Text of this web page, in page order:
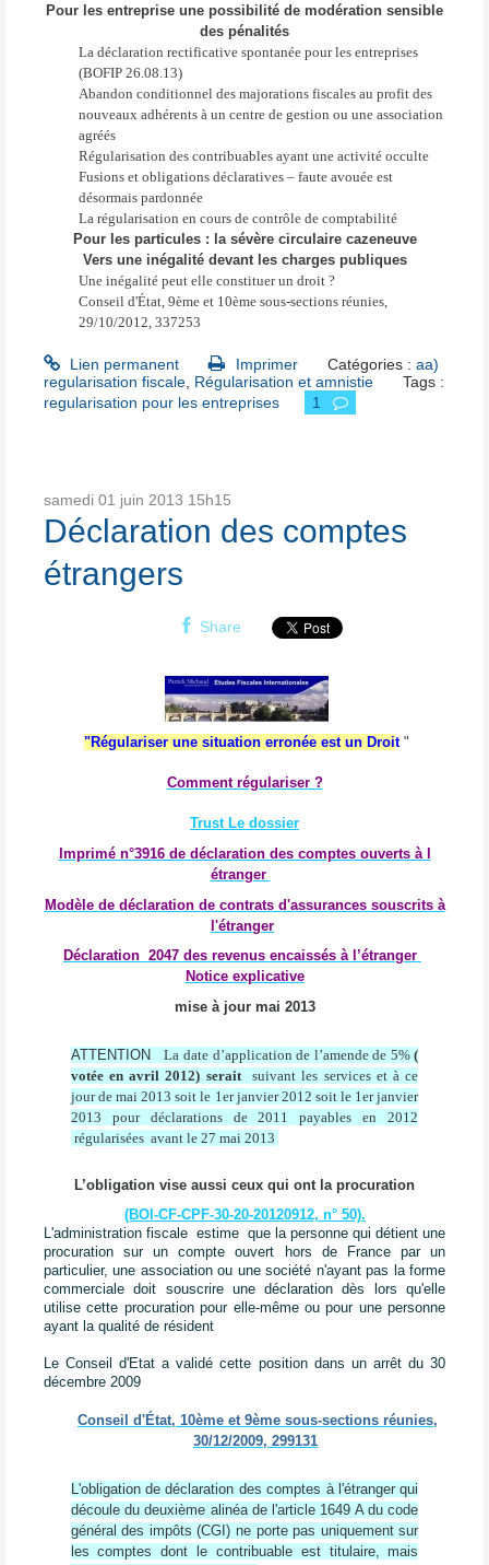
Pour les entreprise une possibilité de modération sensible
des pénalités
La déclaration rectificative spontanée pour les entreprises
(BOFIP 26.08.13)
Abandon conditionnel des majorations fiscales au profit des
nouveaux adhérents à un centre de gestion ou une association
agréés
Régularisation des contribuables ayant une activité occulte
Fusions et obligations déclaratives – faute avouée est
désormais pardonnée
La régularisation en cours de contrôle de comptabilité
Pour les particules : la sévère circulaire cazeneuve
Vers une inégalité devant les charges publiques
Une inégalité peut elle constituer un droit ?
Conseil d'État, 9ème et 10ème sous-sections réunies,
29/10/2012, 337253
Lien permanent Imprimer Catégories : aa)
regularisation fiscale Régularisation et amnistie
Tags :
regularisation pour les entreprises
1
samedi 01 juin 2013 15h15
Déclaration des comptes
étrangers
Share
"Régulariser une situation erronée est un Droit"
Comment régulariser ?
Trust Le dossier
Imprimé n°3916 de déclaration des comptes ouverts à l
étranger
Modèle de déclaration de contrats d'assurances souscrits à
l'étranger
Déclaration 2047 des revenus encaissés à l’étranger
Notice explicative
mise à jour mai 2013
ATTENTION La date d’application de l’amende de 5%(
votée en avril 2012) seraitsuivant les services et à ce
jour de mai 2013 soit le 1er janvier 2012 soit le 1er janvier
2013 pour déclarations de 2011 payables en 2012
régularisées avant le 27 mai 2013
L’obligation vise aussi ceux qui ont la procuration
(BOI-CF-CPF-30-20-20120912, n° 50).
L'administration fiscale estime que la personne qui détient une
procuration sur un compte ouvert hors de France par un
particulier, une association ou une société n'ayant pas la forme
commerciale doit souscrire une déclaration dès lors qu'elle
utilise cette procuration pour elle-même ou pour une personne
ayant la qualité de résident
Le Conseil d'Etat a validé cette position dans un arrêt du 30
décembre 2009
Conseil d'État, 10ème et 9ème sous-sections réunies,
30/12/2009, 299131
L'obligation de déclaration des comptes à l'étranger qui
découle du deuxième alinéa de l'article 1649 A du code
général des impôts (CGI) ne porte pas uniquement sur
les comptes dont le contribuable est titulaire, mais